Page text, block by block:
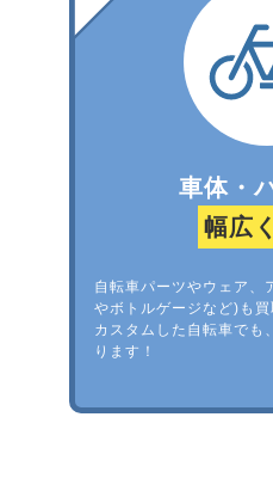
車体・
幅広
自転車パーツやウェア、
やボトルゲージなど)も買
カスタムした自転車でも
ります！